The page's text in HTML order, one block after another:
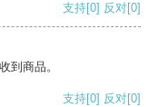
支持[0] 反对[0]
到商品。
支持[0] 反对[0]